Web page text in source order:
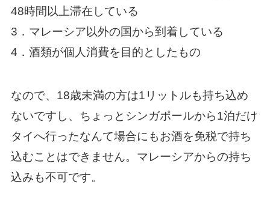
48時間以上滞在している
3．マレーシア以外の国から到着している
4．酒類が個人消費を目的としたもの
なので、18歳未満の方は1リットルも持ち込め
ないですし、ちょっとシンガポールから1泊だけ
タイへ行ったなんて場合にもお酒を免税で持ち
込むことはできません。マレーシアからの持ち
込みも不可です。